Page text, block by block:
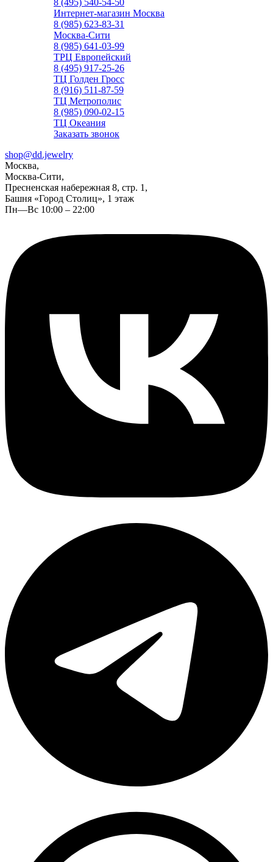
8 (495) 540-54-50
Интернет-магазин Москва
8 (985) 623-83-31
Москва-Сити
8 (985) 641-03-99
ТРЦ Европейский
8 (495) 917-25-26
ТЦ Голден Гросс
8 (916) 511-87-59
ТЦ Метрополис
8 (985) 090-02-15
ТЦ Океания
Заказать звонок
shop@dd.jewelry
Москва,
Москва-Сити,
Пресненская набережная 8, стр. 1,
Башня «Город Столиц», 1 этаж
Пн—Вс 10:00 – 22:00